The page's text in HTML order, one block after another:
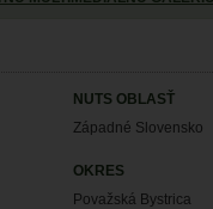
NUTS OBLASŤ
Západné Slovensko
OKRES
Považská Bystrica